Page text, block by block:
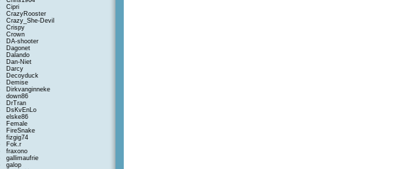
Cipri
CrazyRooster
Crazy_She-Devil
Crispy
Crown
DA-shooter
Dagonet
Dalando
Dan-Niet
Darcy
Decoyduck
Demise
Dirkvanginneke
down86
DrTran
DsKvEnLo
elske86
Female
FireSnake
fizgig74
Fok.r
fraxono
gallimaufrie
galop